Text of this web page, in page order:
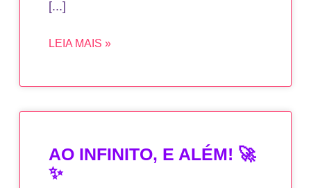
LEIA MAIS »
AO INFINITO, E ALÉM! 🚀
✨